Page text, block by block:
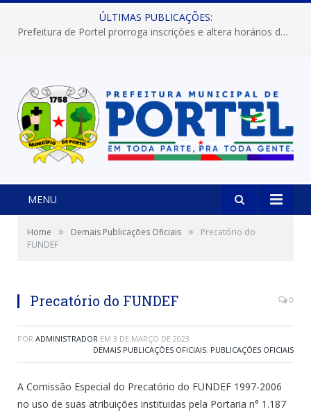
ÚLTIMAS PUBLICAÇÕES:
Prefeitura de Portel prorroga inscrições e altera horários dos concursos “Musa” e “Miss Mix Verão 2026”
MENU
Home » Demais Publicações Oficiais »
Precatório do
FUNDEF
Precatório do FUNDEF 0
POR ADMINISTRADOR EM 3 DE MARÇO DE 2023
DEMAIS PUBLICAÇÕES OFICIAIS, PUBLICAÇÕES OFICIAIS
A Comissão Especial do Precatório do FUNDEF 1997-2006
no uso de suas atribuições instituidas pela Portaria n° 1.187